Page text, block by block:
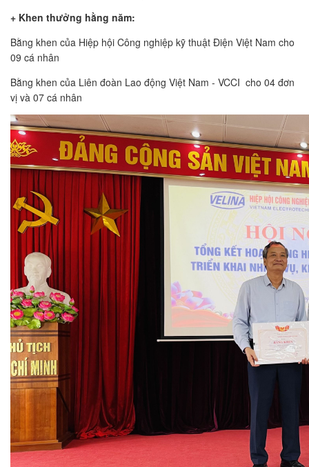
+ Khen thưởng hằng năm:
Bằng khen của Hiệp hội Công nghiệp kỹ thuật Điện Việt Nam cho
09 cá nhân
Bằng khen của Liên đoàn Lao động Việt Nam - VCCI cho 04 đơn
vị và 07 cá nhân